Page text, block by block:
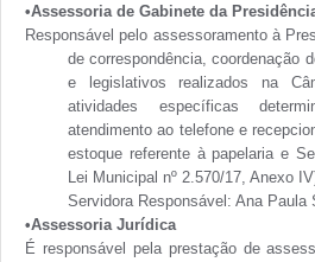
•Assessoria de Gabinete da
Responsável pelo assessoramento à
de correspondência, coordenação
e legislativos realizados na
atividades específicas
atendimento ao telefone e
estoque referente à papelaria e
Lei Municipal nº 2.570/17, Anexo
Servidora Responsável: Ana Paula
•Assessoria Jurídica
É responsável pela prestação de